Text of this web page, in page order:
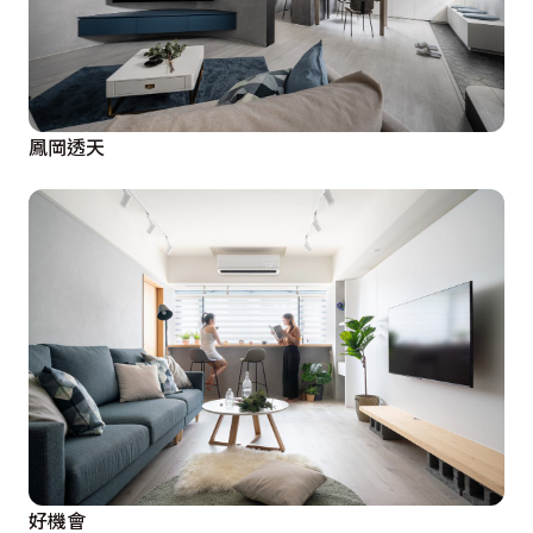
鳳岡透天
好機會